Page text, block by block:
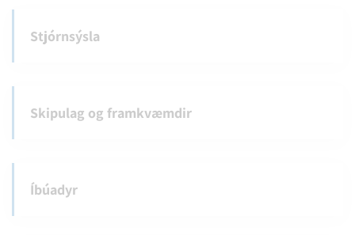
Stjórnsýsla
Skipulag og framkvæmdir
Íbúadyr